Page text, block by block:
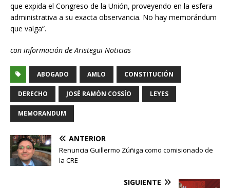
que expida el Congreso de la Unión, proveyendo en la esfera
administrativa a su exacta observancia. No hay memorándum
que valga“.
con información de Aristegui Noticias
ABOGADO AMLO CONSTITUCIÓN
DERECHO JOSÉ RAMÓN COSSÍO LEYES
MEMORANDUM
ANTERIOR
Renuncia Guillermo Zúñiga como comisionado de
la CRE
SIGUIENTE